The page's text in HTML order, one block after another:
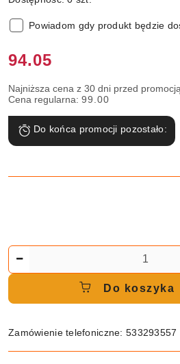
Powiadom gdy produkt będzie
Cena:
94.05
Najniższa cena z 30 dni przed
Cena regularna: 99.00
Do końca promocji pozostało:
Do koszyka
Zamówienie telefoniczne: 533293557